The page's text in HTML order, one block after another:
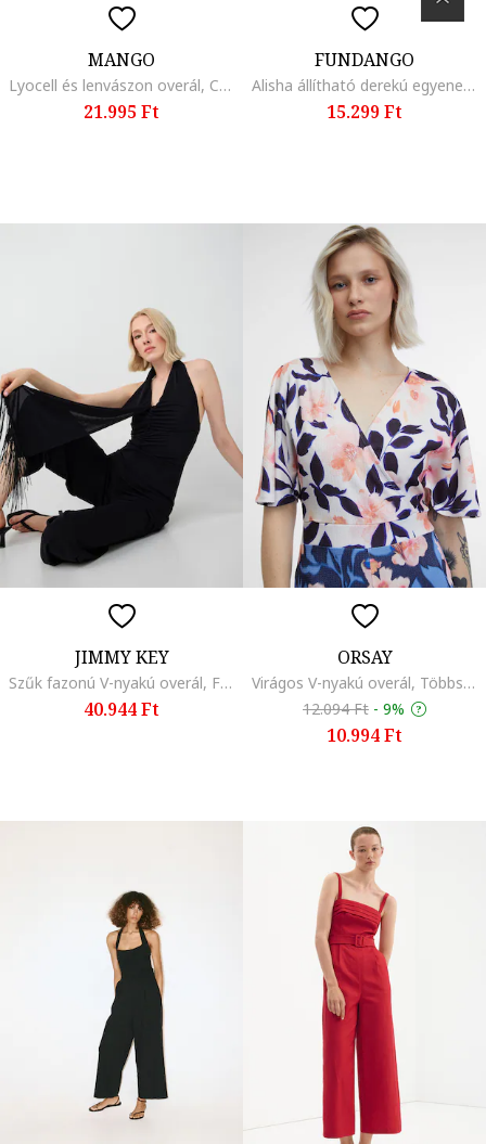
MANGO
Lyocell és lenvászon overál, Csontszín
21.995 Ft
FUNDANGO
Alisha állítható derekú egyenes fazonú overál, Koptatott fekete/Fehér
15.299 Ft
JIMMY KEY
Szűk fazonú V-nyakú overál, Fekete
40.944 Ft
ORSAY
Virágos V-nyakú overál, Többszínű
12.094 Ft - 9%
10.994 Ft